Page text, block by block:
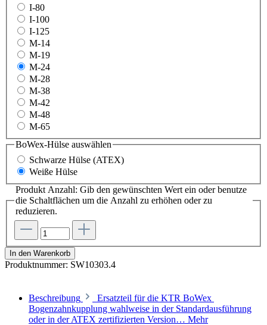
I-80
I-100
I-125
M-14
M-19
M-24
M-28
M-38
M-42
M-48
M-65
BoWex-Hülse auswählen
Schwarze Hülse (ATEX)
Weiße Hülse
Produkt Anzahl: Gib den gewünschten Wert ein oder benutze
die Schaltflächen um die Anzahl zu erhöhen oder zu
reduzieren.
In den Warenkorb
Produktnummer: SW10303.4
Beschreibung
Ersatzteil für die KTR BoWex
Bogenzahnkupplung wahlweise in der Standardausführung
oder in der ATEX zertifizierten Version… Mehr